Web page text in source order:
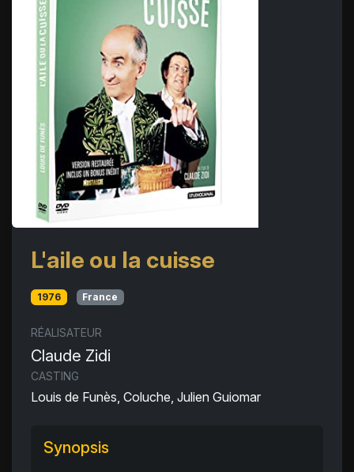
L'aile ou la cuisse
1976 France
RÉALISATEUR
Claude Zidi
CASTING
Louis de Funès, Coluche, Julien Guiomar
Synopsis